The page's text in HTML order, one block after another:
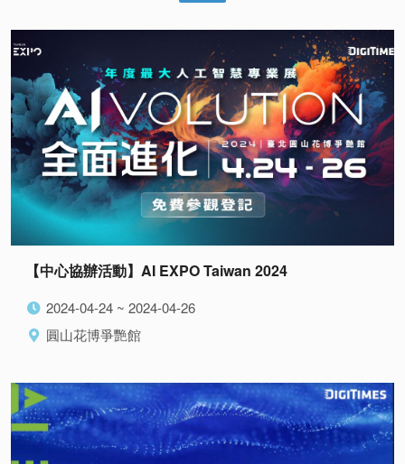
【中心協辦活動】AI EXPO Taiwan 2024
2024-04-24 ~ 2024-04-26
圓山花博爭艷館